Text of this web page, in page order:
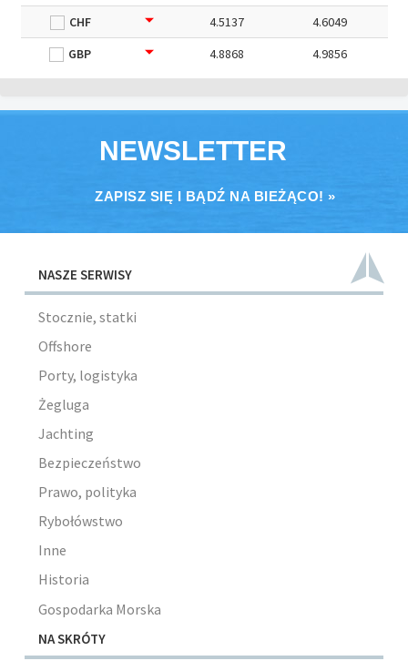
CHF
4.5137
4.6049
GBP
4.8868 4.9856
NEWSLETTER
ZAPISZ SIĘ I BĄDŹ NA BIEŻĄCO! »
NASZE SERWISY
Stocznie, statki
Offshore
Porty, logistyka
Żegluga
Jachting
Bezpieczeństwo
Prawo, polityka
Rybołówstwo
Inne
Historia
Gospodarka Morska
NA SKRÓTY